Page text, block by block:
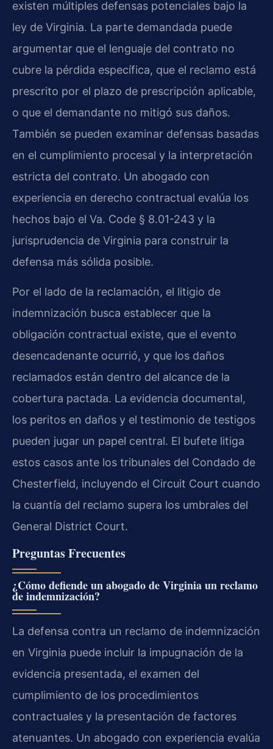
existen múltiples defensas potenciales bajo la
ley de Virginia. La parte demandada puede
argumentar que el lenguaje del contrato no
cubre la pérdida específica, que el reclamo está
prescrito por el plazo de prescripción aplicable,
o que el demandante no mitigó sus daños.
También se pueden examinar defensas basadas
en el cumplimiento procesal y la interpretación
estricta del contrato. Un abogado con
experiencia en derecho contractual evalúa los
hechos bajo el Va. Code § 8.01-243 y la
jurisprudencia de Virginia para construir la
defensa más sólida posible.
Por el lado de la reclamación, el litigio de
indemnización busca establecer que la
obligación contractual existe, que el evento
desencadenante ocurrió, y que los daños
reclamados están dentro del alcance de la
cobertura pactada. La evidencia documental,
los peritos en daños y el testimonio de testigos
pueden jugar un papel central. El bufete litiga
estos casos ante los tribunales del Condado de
Chesterfield, incluyendo el Circuit Court cuando
la cuantía del reclamo supera los umbrales del
General District Court.
Preguntas Frecuentes
¿Cómo defiende un abogado de Virginia un reclamo
de indemnización?
La defensa contra un reclamo de indemnización
en Virginia puede incluir la impugnación de la
evidencia presentada, el examen del
cumplimiento de los procedimientos
contractuales y la presentación de factores
atenuantes. Un abogado con experiencia evalúa